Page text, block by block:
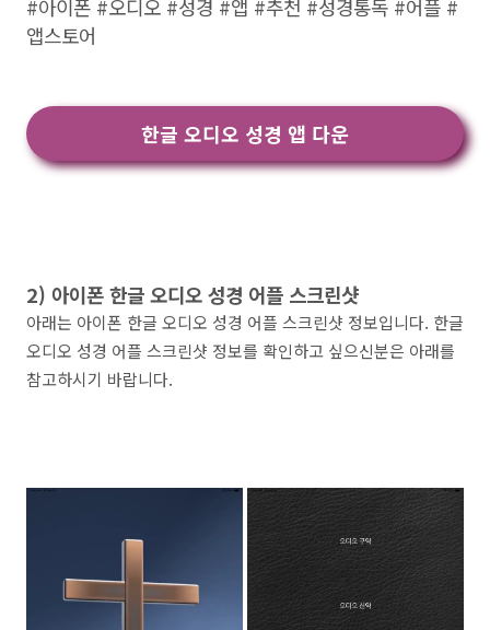
#아이폰 #오디오 #성경 #앱 #추천 #성경통독 #어플 #
앱스토어
한글 오디오 성경 앱 다운
2) 아이폰 한글 오디오 성경 어플 스크린샷
아래는 아이폰 한글 오디오 성경 어플 스크린샷 정보입니다. 한글
오디오 성경 어플 스크린샷 정보를 확인하고 싶으신분은 아래를
참고하시기 바랍니다.